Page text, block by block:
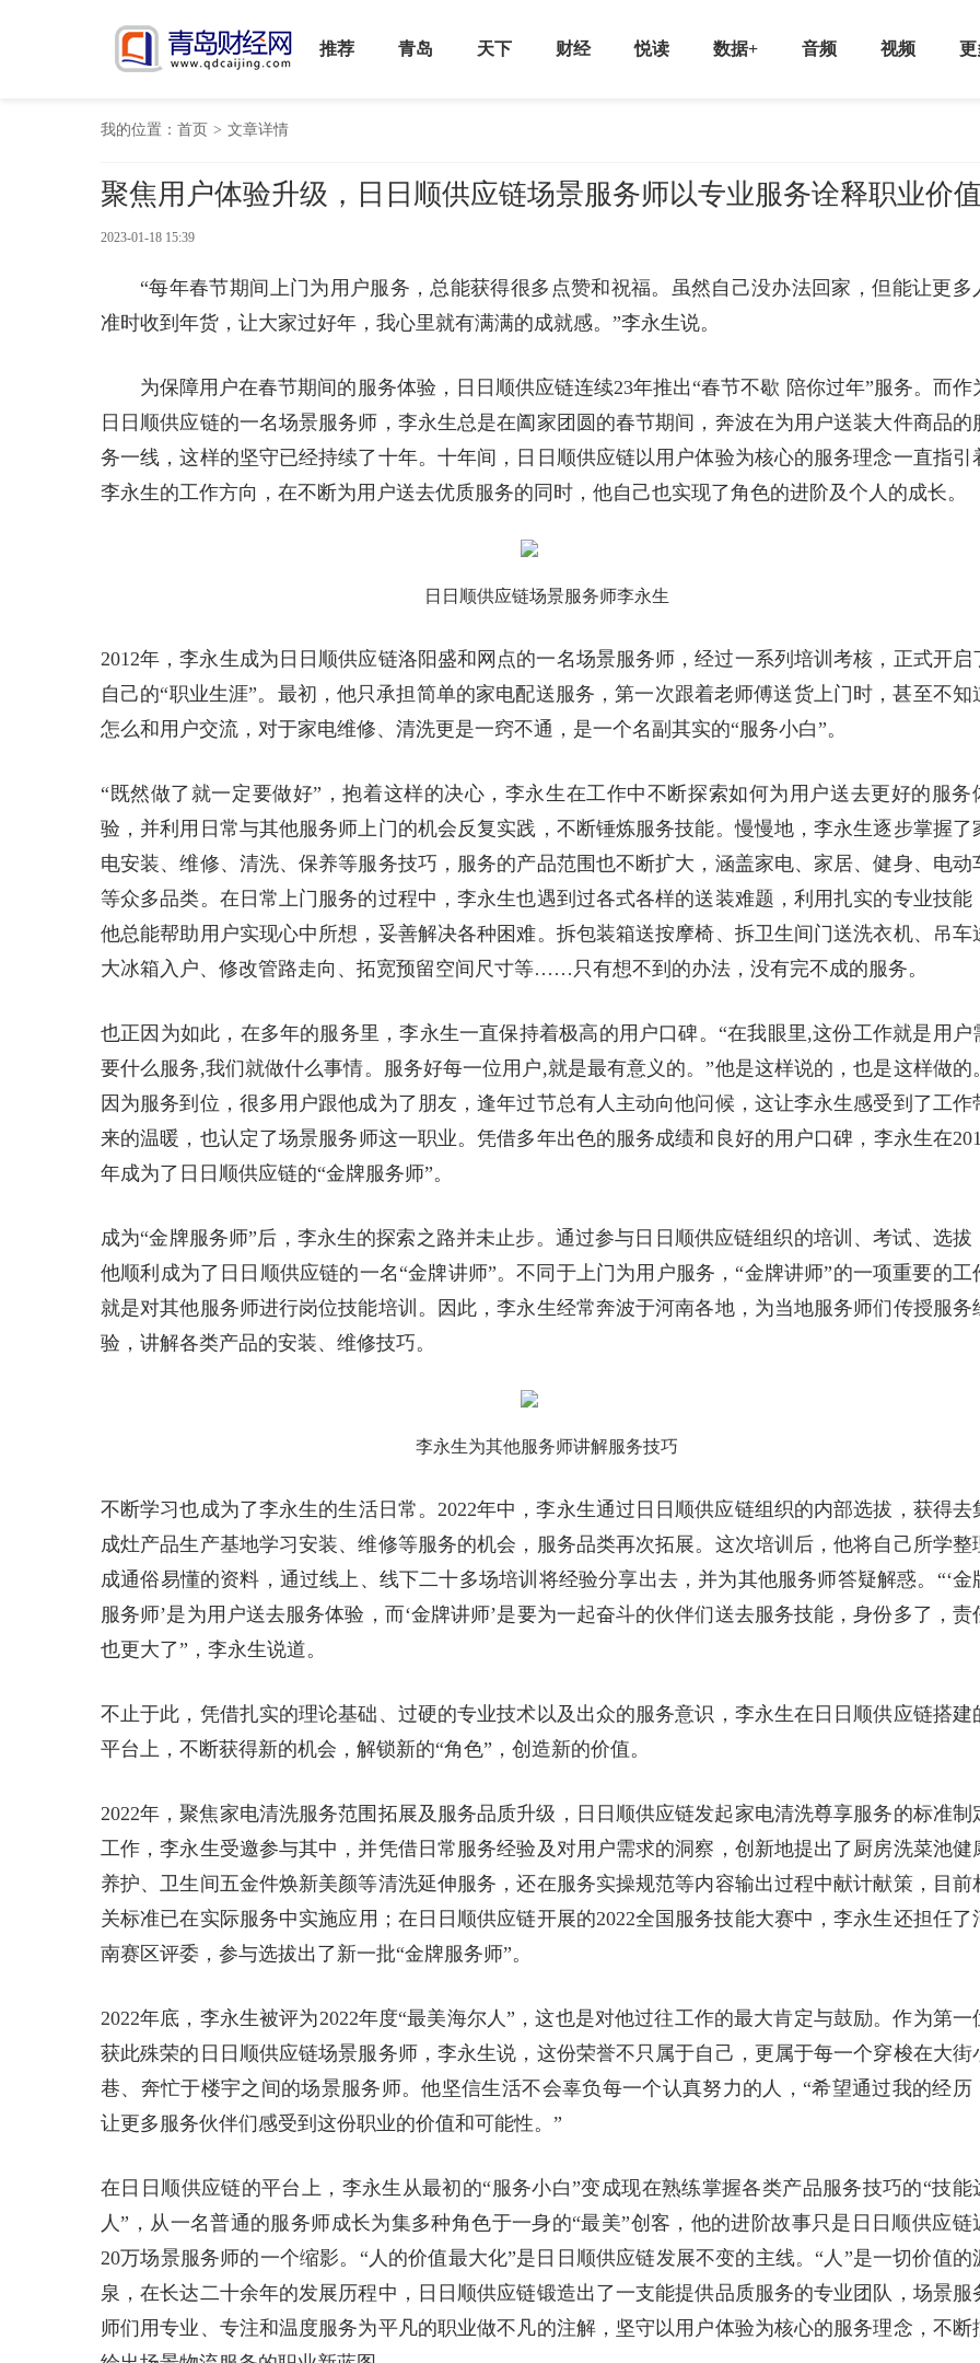
推荐 青岛 天下 财经 悦读 数据+ 音频 视频 更
我的位置： 首页 > 文章详情
聚焦用户体验升级，日日顺供应链场景服务师以专业服务诠释职业价值
2023-01-18 15:39
“每年春节期间上门为用户服务，总能获得很多点赞和祝福。虽然自己没办法回家，但能让更多
准时收到年货，让大家过好年，我心里就有满满的成就感。”李永生说。
为保障用户在春节期间的服务体验，日日顺供应链连续23年推出“春节不歇 陪你过年”服务。而作
日日顺供应链的一名场景服务师，李永生总是在阖家团圆的春节期间，奔波在为用户送装大件商品的
务一线，这样的坚守已经持续了十年。十年间，日日顺供应链以用户体验为核心的服务理念一直指引
李永生的工作方向，在不断为用户送去优质服务的同时，他自己也实现了角色的进阶及个人的成长。
日日顺供应链场景服务师李永生
2012年，李永生成为日日顺供应链洛阳盛和网点的一名场景服务师，经过一系列培训考核，正式开启
自己的“职业生涯”。最初，他只承担简单的家电配送服务，第一次跟着老师傅送货上门时，甚至不知
怎么和用户交流，对于家电维修、清洗更是一窍不通，是一个名副其实的“服务小白”。
“既然做了就一定要做好”，抱着这样的决心，李永生在工作中不断探索如何为用户送去更好的服务
验，并利用日常与其他服务师上门的机会反复实践，不断锤炼服务技能。慢慢地，李永生逐步掌握了
电安装、维修、清洗、保养等服务技巧，服务的产品范围也不断扩大，涵盖家电、家居、健身、电动
等众多品类。在日常上门服务的过程中，李永生也遇到过各式各样的送装难题，利用扎实的专业技能
他总能帮助用户实现心中所想，妥善解决各种困难。拆包装箱送按摩椅、拆卫生间门送洗衣机、吊车
大冰箱入户、修改管路走向、拓宽预留空间尺寸等……只有想不到的办法，没有完不成的服务。
也正因为如此，在多年的服务里，李永生一直保持着极高的用户口碑。“在我眼里,这份工作就是用户
要什么服务,我们就做什么事情。服务好每一位用户,就是最有意义的。”他是这样说的，也是这样做的。
因为服务到位，很多用户跟他成为了朋友，逢年过节总有人主动向他问候，这让李永生感受到了工作
来的温暖，也认定了场景服务师这一职业。凭借多年出色的服务成绩和良好的用户口碑，李永生在
年成为了日日顺供应链的“金牌服务师”。
成为“金牌服务师”后，李永生的探索之路并未止步。通过参与日日顺供应链组织的培训、考试、选拔
他顺利成为了日日顺供应链的一名“金牌讲师”。不同于上门为用户服务，“金牌讲师”的一项重要的工
就是对其他服务师进行岗位技能培训。因此，李永生经常奔波于河南各地，为当地服务师们传授服务
验，讲解各类产品的安装、维修技巧。
李永生为其他服务师讲解服务技巧
不断学习也成为了李永生的生活日常。2022年中，李永生通过日日顺供应链组织的内部选拔，获得去
成灶产品生产基地学习安装、维修等服务的机会，服务品类再次拓展。这次培训后，他将自己所学整
成通俗易懂的资料，通过线上、线下二十多场培训将经验分享出去，并为其他服务师答疑解惑。“‘金
服务师’是为用户送去服务体验，而‘金牌讲师’是要为一起奋斗的伙伴们送去服务技能，身份多了，责
也更大了”，李永生说道。
不止于此，凭借扎实的理论基础、过硬的专业技术以及出众的服务意识，李永生在日日顺供应链搭建
平台上，不断获得新的机会，解锁新的“角色”，创造新的价值。
2022年，聚焦家电清洗服务范围拓展及服务品质升级，日日顺供应链发起家电清洗尊享服务的标准制
工作，李永生受邀参与其中，并凭借日常服务经验及对用户需求的洞察，创新地提出了厨房洗菜池健
养护、卫生间五金件焕新美颜等清洗延伸服务，还在服务实操规范等内容输出过程中献计献策，目前
关标准已在实际服务中实施应用；在日日顺供应链开展的2022全国服务技能大赛中，李永生还担任了
南赛区评委，参与选拔出了新一批“金牌服务师”。
2022年底，李永生被评为2022年度“最美海尔人”，这也是对他过往工作的最大肯定与鼓励。作为第一
获此殊荣的日日顺供应链场景服务师，李永生说，这份荣誉不只属于自己，更属于每一个穿梭在大街
巷、奔忙于楼宇之间的场景服务师。他坚信生活不会辜负每一个认真努力的人，“希望通过我的经历
让更多服务伙伴们感受到这份职业的价值和可能性。”
在日日顺供应链的平台上，李永生从最初的“服务小白”变成现在熟练掌握各类产品服务技巧的“技能
人”，从一名普通的服务师成长为集多种角色于一身的“最美”创客，他的进阶故事只是日日顺供应链
20万场景服务师的一个缩影。“人的价值最大化”是日日顺供应链发展不变的主线。“人”是一切价值的
泉，在长达二十余年的发展历程中，日日顺供应链锻造出了一支能提供品质服务的专业团队，场景服
师们用专业、专注和温度服务为平凡的职业做不凡的注解，坚守以用户体验为核心的服务理念，不断